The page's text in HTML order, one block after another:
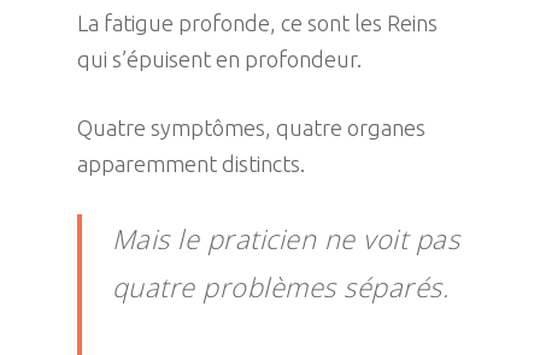
La fatigue profonde, ce sont les Reins
qui s’épuisent en profondeur.
Quatre symptômes, quatre organes
apparemment distincts.
Mais le praticien ne voit pas
quatre problèmes séparés.